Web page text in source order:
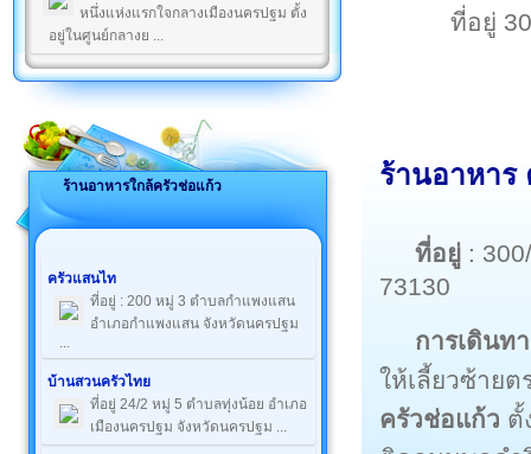
หนึ่งแห่งแรกใจกลางเมืองนครปฐม ตั้ง
อยู่ในศูนย์กลางย ...
ร้านอาหารใกล้ครัวช่อแก้ว
ครัวแสนไท
ที่อยู่ : 200 หมู่ 3 ตำบลกำแพงแสน
อำเภอกำแพงแสน จังหวัดนครปฐม
...
บ้านสวนครัวไทย
ที่อยู่ 24/2 หมู่ 5 ตำบลทุ่งน้อย อำเภอ
เมืองนครปฐม จังหวัดนครปฐม ...
ที่อยู่
ร้านอาหาร
ที่อยู่ :
73130
การเดินท
ให้เลี้ยวซ้ายต
ครัวช่อแก้ว ตั้